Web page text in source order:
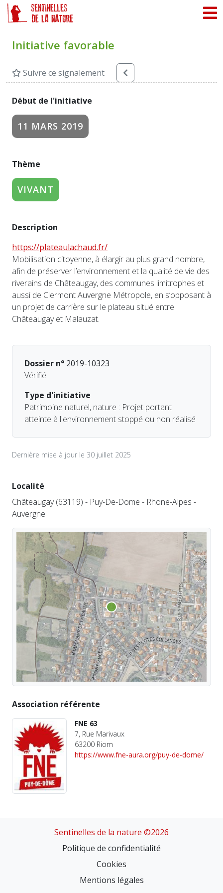
Initiative favorable
Suivre ce signalement
Début de l'initiative
11 MARS 2019
Thème
VIVANT
Description
https://plateaulachaud.fr/
Mobilisation citoyenne, à élargir au plus grand nombre,
afin de préserver l’environnement et la qualité de vie des
riverains de Châteaugay, des communes limitrophes et
aussi de Clermont Auvergne Métropole, en s’opposant à
un projet de carrière sur le plateau situé entre
Châteaugay et Malauzat.
Dossier n° 2019-10323
Vérifié
Type d'initiative
Patrimoine naturel, nature : Projet portant
atteinte à l'environnement stoppé ou non réalisé
Dernière mise à jour le 30 juillet 2025
Localité
Châteaugay (63119) - Puy-De-Dome - Rhone-Alpes -
Auvergne
Association référente
FNE 63
7, Rue Marivaux
63200 Riom
https://www.fne-aura.org/puy-de-dome/
Sentinelles de la nature ©2026
Politique de confidentialité
Cookies
Mentions légales
Panneau de gestion des cookies